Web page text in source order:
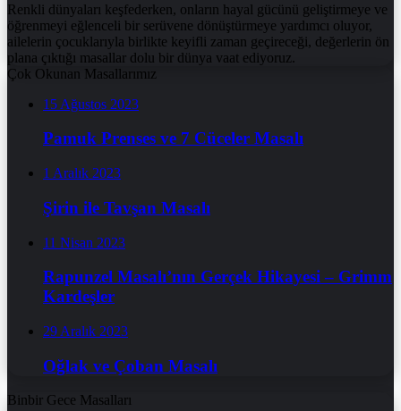
Renkli dünyaları keşfederken, onların hayal gücünü geliştirmeye ve
öğrenmeyi eğlenceli bir serüvene dönüştürmeye yardımcı oluyor,
ailelerin çocuklarıyla birlikte keyifli zaman geçireceği, değerlerin ön
plana çıktığı masallar dolu bir dünya vaat ediyoruz.
Çok Okunan Masallarımız
15 Ağustos 2023
Pamuk Prenses ve 7 Cüceler Masalı
1 Aralık 2023
Şirin ile Tavşan Masalı
11 Nisan 2023
Rapunzel Masalı’nın Gerçek Hikayesi – Grimm
Kardeşler
29 Aralık 2023
Oğlak ve Çoban Masalı
Binbir Gece Masalları